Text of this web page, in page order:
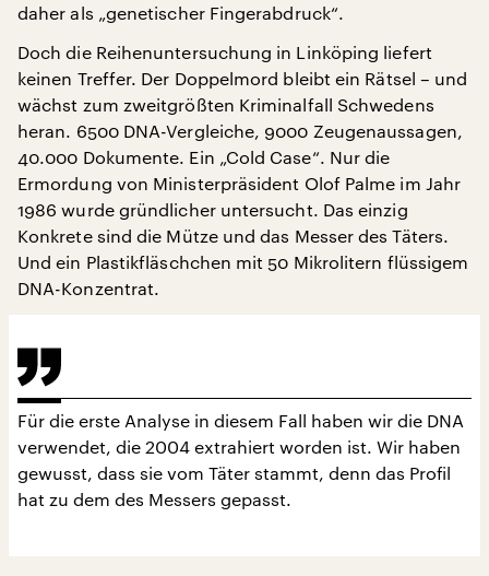
daher als „genetischer Fingerabdruck“.
Doch die Reihenuntersuchung in Linköping liefert
keinen Treffer. Der Doppelmord bleibt ein Rätsel – und
wächst zum zweitgrößten Kriminalfall Schwedens
heran. 6500 DNA-Vergleiche, 9000 Zeugenaussagen,
40.000 Dokumente. Ein „Cold Case“. Nur die
Ermordung von Ministerpräsident Olof Palme im Jahr
1986 wurde gründlicher untersucht. Das einzig
Konkrete sind die Mütze und das Messer des Täters.
Und ein Plastikfläschchen mit 50 Mikrolitern flüssigem
DNA-Konzentrat.
Für die erste Analyse in diesem Fall haben wir die DNA
verwendet, die 2004 extrahiert worden ist. Wir haben
gewusst, dass sie vom Täter stammt, denn das Profil
hat zu dem des Messers gepasst.